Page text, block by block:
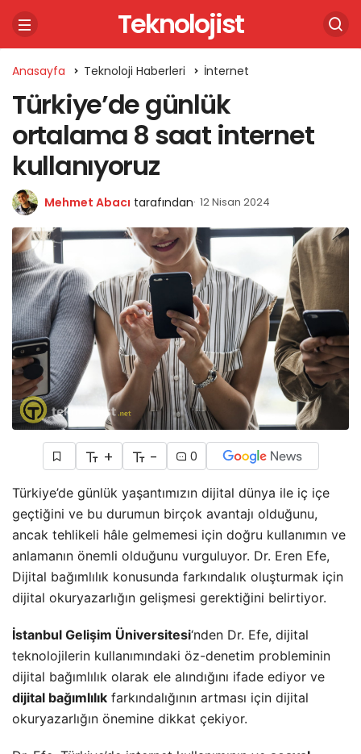
Teknolojist
Anasayfa Teknoloji Haberleri İnternet
Türkiye’de günlük
ortalama 8 saat internet
kullanıyoruz
Mehmet Abacı tarafından 12 Nisan 2024
+ - 0
Türkiye’de günlük yaşantımızın dijital dünya ile iç içe
geçtiğini ve bu durumun birçok avantajı olduğunu,
ancak tehlikeli hâle gelmemesi için doğru kullanımın ve
anlamanın önemli olduğunu vurguluyor. Dr. Eren Efe,
Dijital bağımlılık konusunda farkındalık oluşturmak için
dijital okuryazarlığın gelişmesi gerektiğini belirtiyor.
İstanbul Gelişim Üniversitesi‘nden Dr. Efe, dijital
teknolojilerin kullanımındaki öz-denetim probleminin
dijital bağımlılık olarak ele alındığını ifade ediyor ve
dijital bağımlılık farkındalığının artması için dijital
okuryazarlığın önemine dikkat çekiyor.